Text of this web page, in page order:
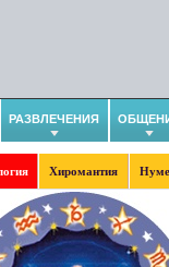
РАЗВЛЕЧЕНИЯ
Хиромантия